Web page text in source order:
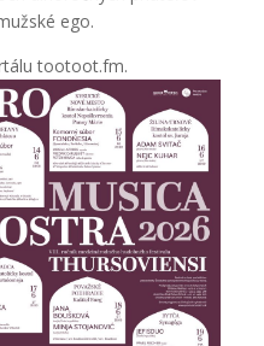
ego.
tootoot.fm.